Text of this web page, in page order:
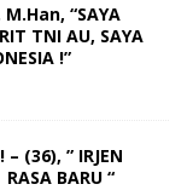
“SAYA
TNI AU, SAYA
!”
(36), ” IRJEN
BARU “